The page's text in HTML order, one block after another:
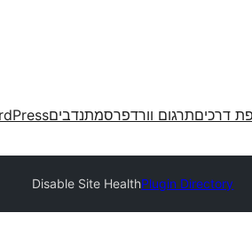
דרכיםתרגום וורדפרסמתנדבים
Plugin Directory
Disable Site Health